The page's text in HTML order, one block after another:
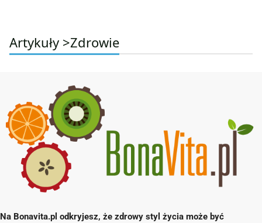
Artykuły >Zdrowie
Na Bonavita.pl odkryjesz, że zdrowy styl życia może być